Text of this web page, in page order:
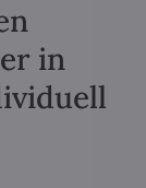
in